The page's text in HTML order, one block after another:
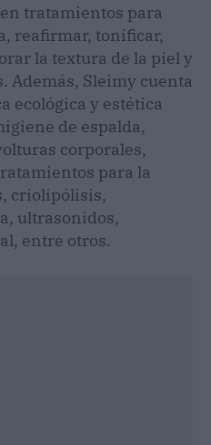
tratamientos para
reafirmar, tonificar,
la textura de la piel y
Además, Sleimy cuenta
ecológica y estética
de espalda,
corporales,
para la
criolipólisis,
ultrasonidos,
entre otros.